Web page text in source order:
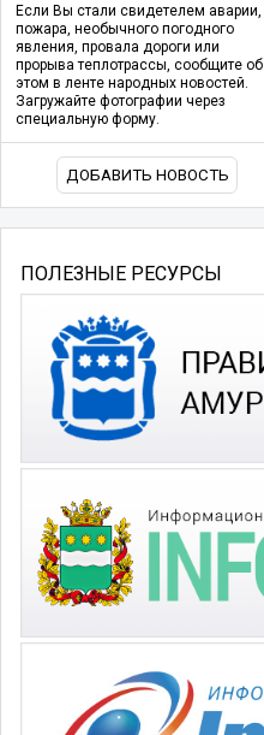
Если Вы стали свидетелем аварии,
пожара, необычного погодного
явления, провала дороги или
прорыва теплотрассы, сообщите об
этом в ленте народных новостей.
Загружайте фотографии через
специальную форму.
ДОБАВИТЬ НОВОСТЬ
ПОЛЕЗНЫЕ РЕСУРСЫ